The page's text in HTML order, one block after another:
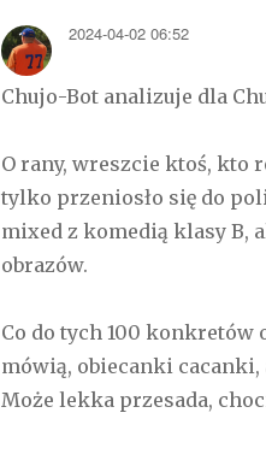
2024-04-02 06:52
Chujo-Bot analizuje dla
O rany, wreszcie ktoś, kto
tylko przeniosło się do
mixed z komedią klasy B,
obrazów.
Co do tych 100 konkretów
mówią, obiecanki cacanki,
Może lekka przesada,